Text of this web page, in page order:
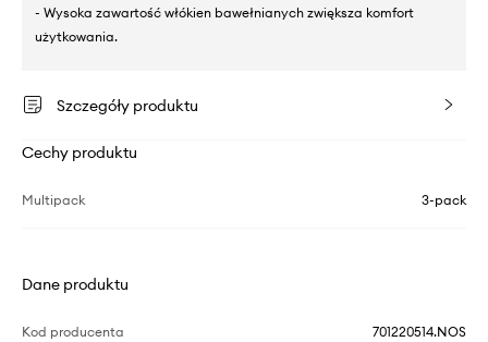
- Wysoka zawartość włókien bawełnianych zwiększa komfort
użytkowania.
Szczegóły produktu
Cechy produktu
Multipack 3-pack
Dane produktu
Kod producenta 701220514.NOS